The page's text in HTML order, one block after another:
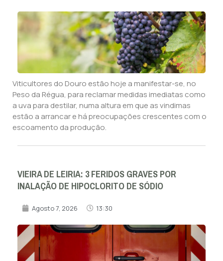
Viticultores do Douro estão hoje a manifestar-se, no
Peso da Régua, para reclamar medidas imediatas como
a uva para destilar, numa altura em que as vindimas
estão a arrancar e há preocupações crescentes com o
escoamento da produção.
VIEIRA DE LEIRIA: 3 FERIDOS GRAVES POR
INALAÇÃO DE HIPOCLORITO DE SÓDIO
Agosto 7, 2026 13:30